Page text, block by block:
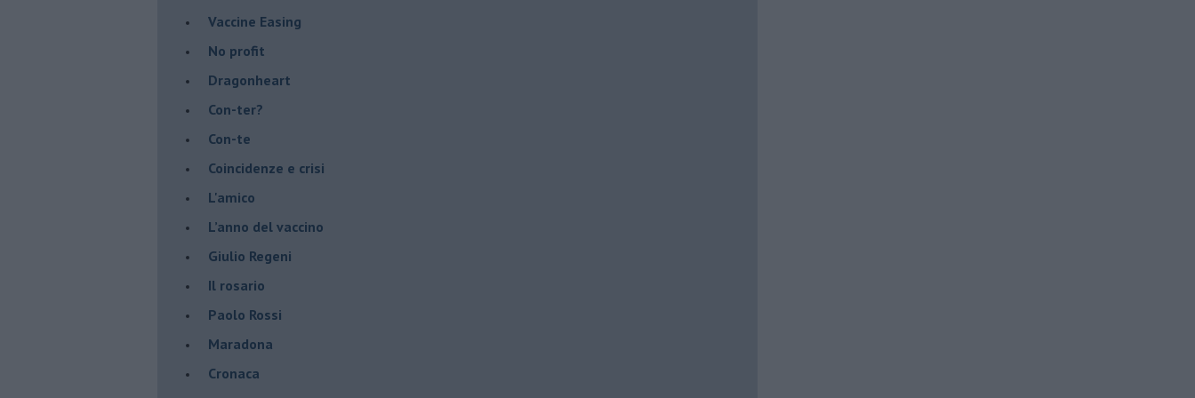
​Vaccine Easing
No profit
Dragonheart
Con-ter?
​Con-te
Coincidenze e crisi
L'amico
​L’anno del vaccino
Giulio Regeni
​Il rosario
Paolo Rossi
Maradona
Cronaca